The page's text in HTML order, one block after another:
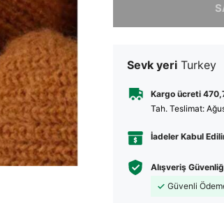
Sevk yeri Turkey
Kargo ücreti
Tah. Teslimat:
İadeler Kabul
Alışveriş
Güvenli